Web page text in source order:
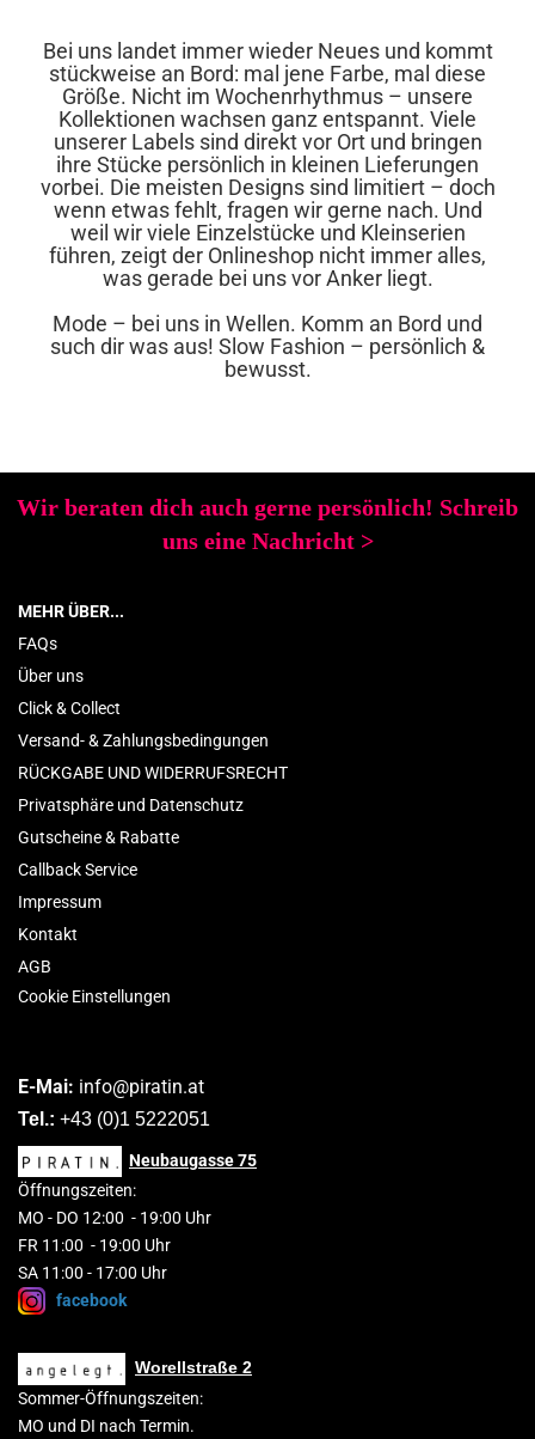
Bei uns landet immer wieder Neues und kommt
stückweise an Bord: mal jene Farbe, mal diese
Größe. Nicht im Wochenrhythmus – unsere
Kollektionen wachsen ganz entspannt. Viele
unserer Labels sind direkt vor Ort und bringen
ihre Stücke persönlich in kleinen Lieferungen
vorbei. Die meisten Designs sind limitiert – doch
wenn etwas fehlt, fragen wir gerne nach. Und
weil wir viele Einzelstücke und Kleinserien
führen, zeigt der Onlineshop nicht immer alles,
was gerade bei uns vor Anker liegt.
Mode – bei uns in Wellen. Komm an Bord und
such dir was aus! Slow Fashion – persönlich &
bewusst.
Wir beraten dich auch gerne persönlich! Schreib
uns eine Nachricht >
MEHR ÜBER...
FAQs
Über uns
Click & Collect
Versand- & Zahlungsbedingungen
RÜCKGABE UND WIDERRUFSRECHT
Privatsphäre und Datenschutz
Gutscheine & Rabatte
Callback Service
Impressum
Kontakt
AGB
Cookie Einstellungen
E-Mai: info@piratin.at
Tel.: +43 (0)1 5222051
Neubaugasse75
Öffnungszeiten:
MO - DO 1 2:00 - 19:00 Uhr
FR 11:00 - 19:00 Uhr
SA 11:00 - 17:00 Uhr
facebook
Worellstraße 2
Sommer-Öffnungszeiten:
MO und DI nach Termin.